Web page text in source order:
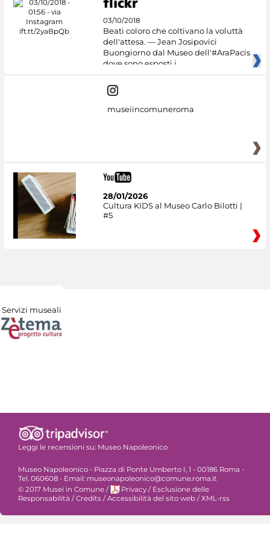
03/10/2018
Beati coloro che coltivano la voluttà
dell'attesa. — Jean Josipovici
Buongiorno dal Museo dell'#AraPacis
dove sono esposti i
museiincomuneroma
28/01/2026
Cultura KIDS al Museo Carlo Bilotti |
#5
Servizi museali
Leggi le recensioni su: Museo Napoleonico
Museo Napoleonico - Piazza di Ponte Umberto I, 1 - 00186 Roma -
Tel. 060608 - Email: museonapoleonico@comune.roma.it
© 2017 Musei in Comune / Privacy / Esclusione delle
Responsabilità /Credits /Accessibilità del sito web /XML-rss